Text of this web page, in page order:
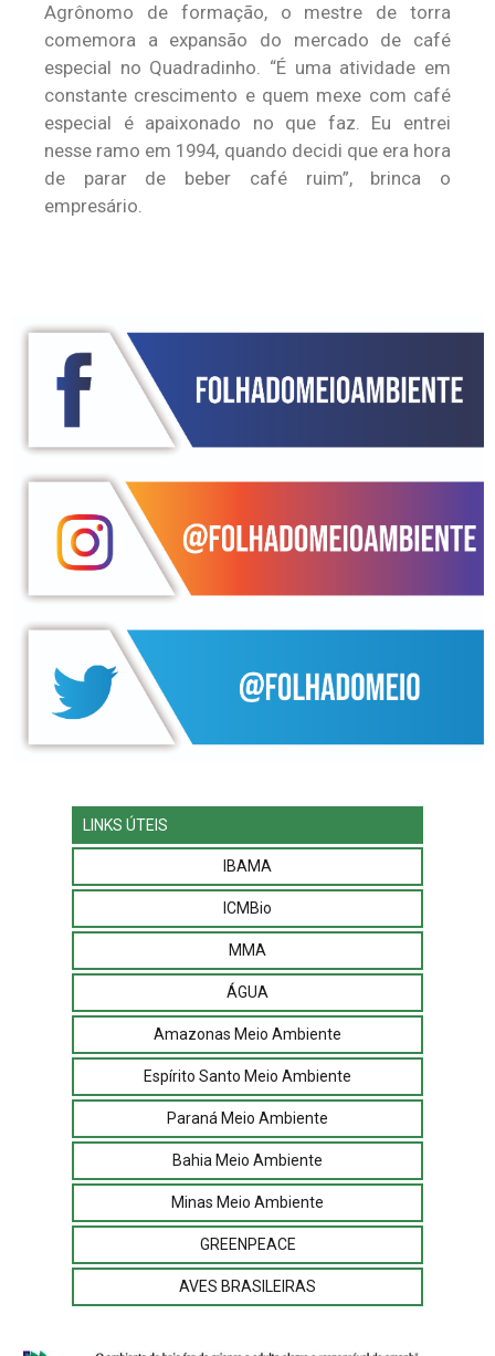
Agrônomo de formação, o mestre de torra
comemora a expansão do mercado de café
especial no Quadradinho. “É uma atividade em
constante crescimento e quem mexe com café
especial é apaixonado no que faz. Eu entrei
nesse ramo em 1994, quando decidi que era hora
de parar de beber café ruim”, brinca o
empresário.
LINKS ÚTEIS
IBAMA
ICMBio
MMA
ÁGUA
Amazonas Meio Ambiente
Espírito Santo Meio Ambiente
Paraná Meio Ambiente
Bahia Meio Ambiente
Minas Meio Ambiente
GREENPEACE
AVES BRASILEIRAS